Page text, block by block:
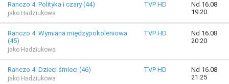
Ranczo 4: Polityka i czary (44)
jako Hadziukowa
TVP HD
Nd 16.08
19:20
Ranczo 4: Wymiana międzypokoleniowa
(45)
jako Hadziukowa
TVP HD
Nd 16.08
20:20
Ranczo 4: Dzieci śmieci (46)
jako Hadziukowa
TVP HD
Nd 16.08
21:25